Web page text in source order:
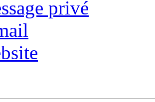
privé